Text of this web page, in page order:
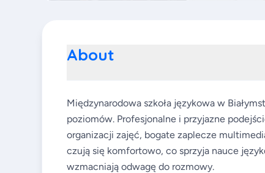
About
Międzynarodowa szkoła językowa w
poziomów. Profesjonalne i przyjazne
organizacji zajęć, bogate zaplecze
czują się komfortowo, co sprzyja nauce
wzmacniają odwagę do rozmowy.